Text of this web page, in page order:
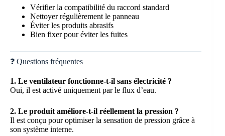
Vérifier la compatibilité du raccord standard
Nettoyer régulièrement le panneau
Éviter les produits abrasifs
Bien fixer pour éviter les fuites
❓ Questions fréquentes
1. Le ventilateur fonctionne-t-il sans électricité ?
Oui, il est activé uniquement par le flux d’eau.
2. Le produit améliore-t-il réellement la pression ?
Il est conçu pour optimiser la sensation de pression grâce à
son système interne.